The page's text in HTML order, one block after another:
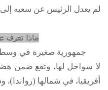
لم يعدل الرئيس عن سعيه إلى
ماذا تعرف
جمهورية صغيرة في وسط
لا سواحل لها، وتقع ضمن
أفريقيا، في شمالها (رواندا)،